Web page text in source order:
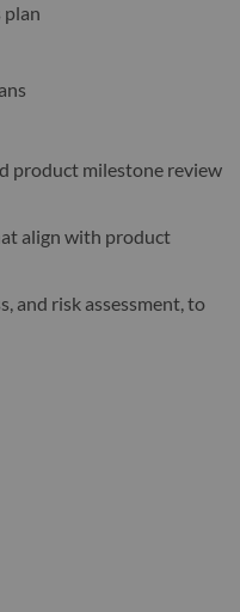
plan
product milestone review
align with product
and risk assessment, to